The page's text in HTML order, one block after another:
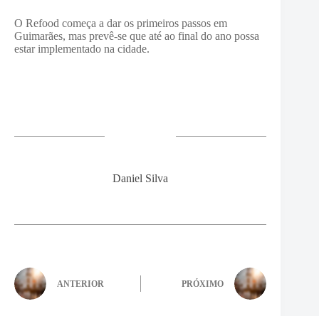
O Refood começa a dar os primeiros passos em
Guimarães, mas prevê-se que até ao final do ano possa
estar implementado na cidade.
Daniel Silva
ANTERIOR PRÓXIMO